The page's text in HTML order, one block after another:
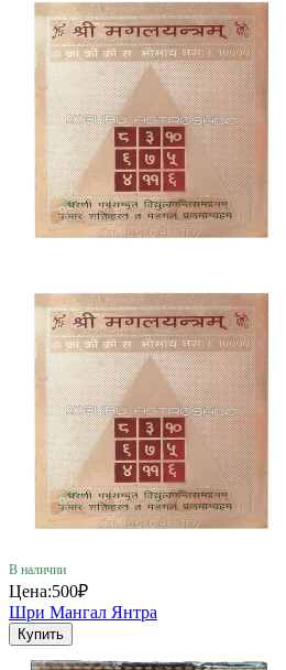
В наличии
Цена:500₽
Шри Мангал Янтра
Купить